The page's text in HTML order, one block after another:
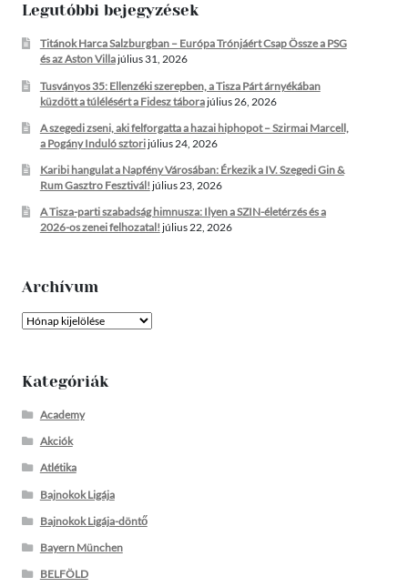
Legutóbbi bejegyzések
Titánok Harca Salzburgban – Európa Trónjáért Csap Össze a PSG
és az Aston Villajúlius 31, 2026
Tusványos 35: Ellenzéki szerepben, a Tisza Párt árnyékában
küzdött a túlélésért a Fidesz táborajúlius 26, 2026
A szegedi zseni, aki felforgatta a hazai hiphopot – Szirmai Marcell,
a Pogány Induló sztorijúlius 24, 2026
Karibi hangulat a Napfény Városában: Érkezik a IV. Szegedi Gin &
Rum Gasztro Fesztivál! július 23, 2026
A Tisza-parti szabadság himnusza: Ilyen a SZIN-életérzés és a
2026-os zenei felhozatal! július 22, 2026
Archívum
Archívum
Kategóriák
Academy
Akciók
Atlétika
Bajnokok Ligája
Bajnokok Ligája-döntő
Bayern München
BELFÖLD